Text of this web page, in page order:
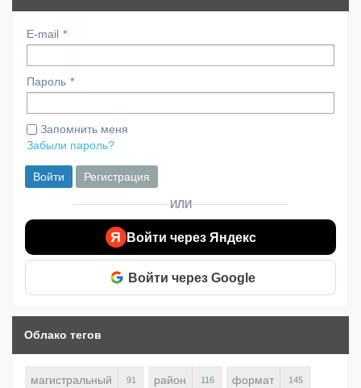
E-mail
Пароль
Запомнить меня
Забыли пароль?
Войти Регистрация
ИЛИ
Я Войти через Яндекс
Войти через Google
Облако тегов
магистральный 91 район 116 формат 145